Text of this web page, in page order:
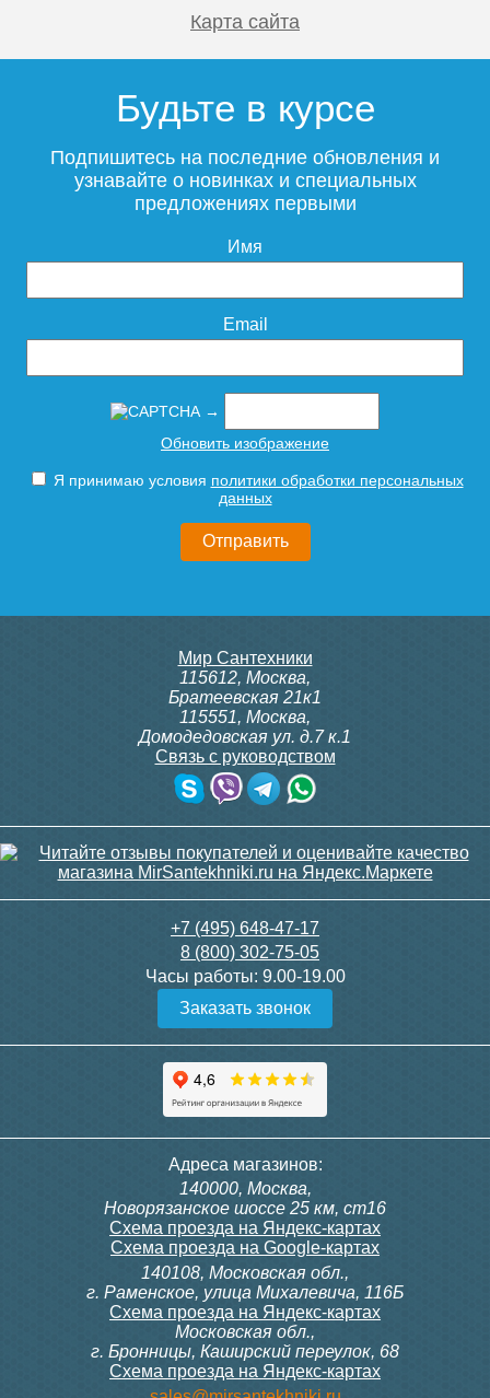
Карта сайта
Будьте в курсе
Подпишитесь на последние обновления и
узнавайте о новинках и специальных
предложениях первыми
Имя
Email
→
Обновить изображение
Я принимаю условия политики обработки персональных
данных
Мир Сантехники
115612, Москва,
Братеевская 21к1
115551, Москва,
Домодедовская ул. д.7 к.1
Связь с руководством
+7 (495) 648-47-17
8 (800) 302-75-05
Часы работы: 9.00-19.00
Заказать звонок
Адреса магазинов:
140000, Москва,
Новорязанское шоссе 25 км, ст16
Схема проезда на Яндекс-картах
Схема проезда на Google-картах
140108, Московская обл.,
г. Раменское, улица Михалевича, 116Б
Схема проезда на Яндекс-картах
Московская обл.,
г. Бронницы, Каширский переулок, 68
Схема проезда на Яндекс-картах